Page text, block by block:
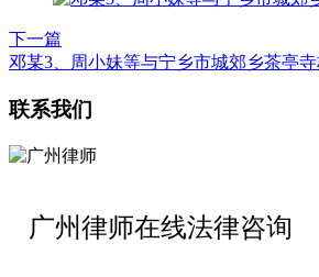
下一篇
邓某3、周小妹等与宁乡市城郊乡茶亭
联系我们
广州律师在线法律咨询